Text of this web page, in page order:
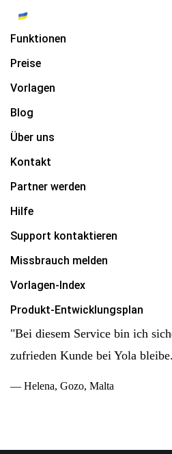
Funktionen
Preise
Vorlagen
Blog
Über uns
Kontakt
Partner werden
Hilfe
Support kontaktieren
Missbrauch melden
Vorlagen-Index
Produkt-Entwicklungsplan
"Bei diesem Service bin ich
zufrieden Kunde bei Yola
— Helena, Gozo, Malta